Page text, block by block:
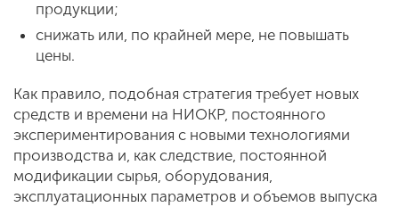
продукции;
снижать или, по крайней мере, не повышать
цены.
Как правило, подобная стратегия требует новых
средств и времени на НИОКР, постоянного
экспериментирования с новыми технологиями
производства и, как следствие, постоянной
модификации сырья, оборудования,
эксплуатационных параметров и объемов выпуска